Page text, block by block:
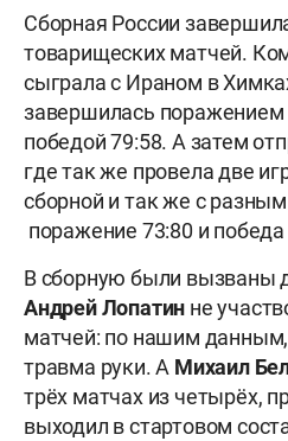
Сборная России
товарищеских матчей.
сыграла с Ираном в
завершилась поражением
победой 79:58. А затем
где так же провела две
сборной и так же с
поражение 73:80 и победа
В сборную были вызваны
АндрейЛопатин не
матчей: по нашим данным,
травма руки. А Михаил
трёх матчах из четырёх,
выходил в стартовом